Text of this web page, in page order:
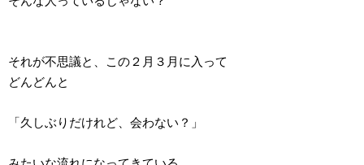
それが不思議と、この２月３月に入って
どんどんと
「久しぶりだけれど、会わない？」